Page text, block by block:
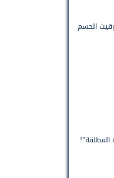
الحسم
المطلقة"!